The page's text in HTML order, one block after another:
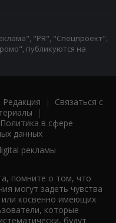
"PR", "Спецпроект",
публикуются на
Редакция | Связаться с
|
Политика в сфере
данных
рекламы
помните о том, что
могут задеть чувства
или косвенно имеющих
которые
будут